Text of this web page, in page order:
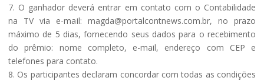
7. O ganhador deverá entrar em contato com o Contabilidade
na TV via e-mail: magda@portalcontnews.com.br, no prazo
máximo de 5 dias, fornecendo seus dados para o recebimento
do prêmio: nome completo, e-mail, endereço com CEP e
telefones para contato.
8. Os participantes declaram concordar com todas as condições